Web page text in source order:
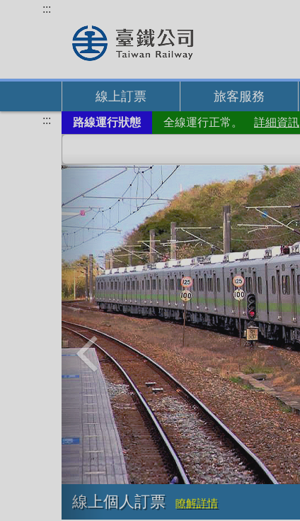
內
:::
線上訂票 旅客服務
::: 路線運行狀態 全線運行正常。 詳細資訊
線上個人訂票 瞭解詳情
一
則
主
題